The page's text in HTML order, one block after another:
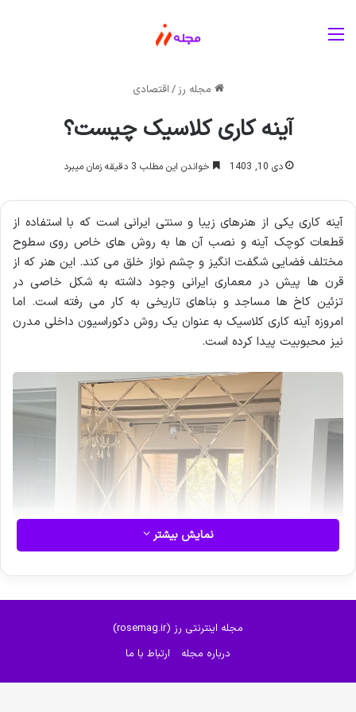
مجله رز/ اقتصادی
آینه کاری کلاسیک چیست؟
دی 10, 1403 خواندن این مطلب 3 دقیقه زمان میبرد
آینه کاری یکی از هنرهای زیبا و سنتی ایرانی است که با استفاده از
قطعات کوچک آینه و نصب آن ها به روش های خاص روی سطوح
مختلف فضایی شگفت انگیز و چشم نواز خلق می کند. این هنر که از
قرن ها پیش در معماری ایرانی وجود داشته به شکل خاصی در
تزئین کاخ ها مساجد و بناهای تاریخی به کار می رفته است. اما
امروزه آینه کاری کلاسیک به عنوان یک روش دکوراسیون داخلی مدرن
نیز محبوبیت پیدا کرده است.
نمایش بیشتر
مجله اینترنتی رز (rosemag.ir)
درباره مجله
ارتباط با ما